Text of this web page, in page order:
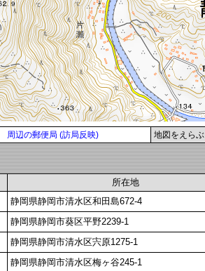
周辺の郵便局 (訪局反映) 地図をえらぶ
所在地
静岡県静岡市清水区和田島672-4
静岡県静岡市葵区平野2239-1
静岡県静岡市清水区宍原1275-1
静岡県静岡市清水区梅ヶ谷245-1